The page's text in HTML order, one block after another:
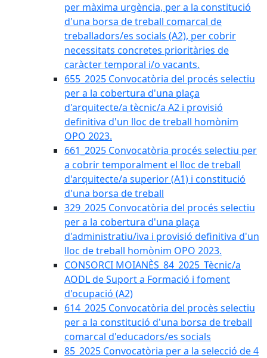
per màxima urgència, per a la constitució
d'una borsa de treball comarcal de
treballadors/es socials (A2), per cobrir
necessitats concretes prioritàries de
caràcter temporal i/o vacants.
655_2025 Convocatòria del procés selectiu
per a la cobertura d'una plaça
d'arquitecte/a tècnic/a A2 i provisió
definitiva d'un lloc de treball homònim
OPO 2023.
661_2025 Convocatòria procés selectiu per
a cobrir temporalment el lloc de treball
d'arquitecte/a superior (A1) i constitució
d'una borsa de treball
329_2025 Convocatòria del procés selectiu
per a la cobertura d'una plaça
d'administratiu/iva i provisió definitiva d'un
lloc de treball homònim OPO 2023.
CONSORCI MOIANÈS_84_2025_Tècnic/a
AODL de Suport a Formació i foment
d'ocupació (A2)
614_2025 Convocatòria del procès selectiu
per a la constitució d'una borsa de treball
comarcal d'educadors/es socials
85_2025 Convocatòria per a la selecció de 4